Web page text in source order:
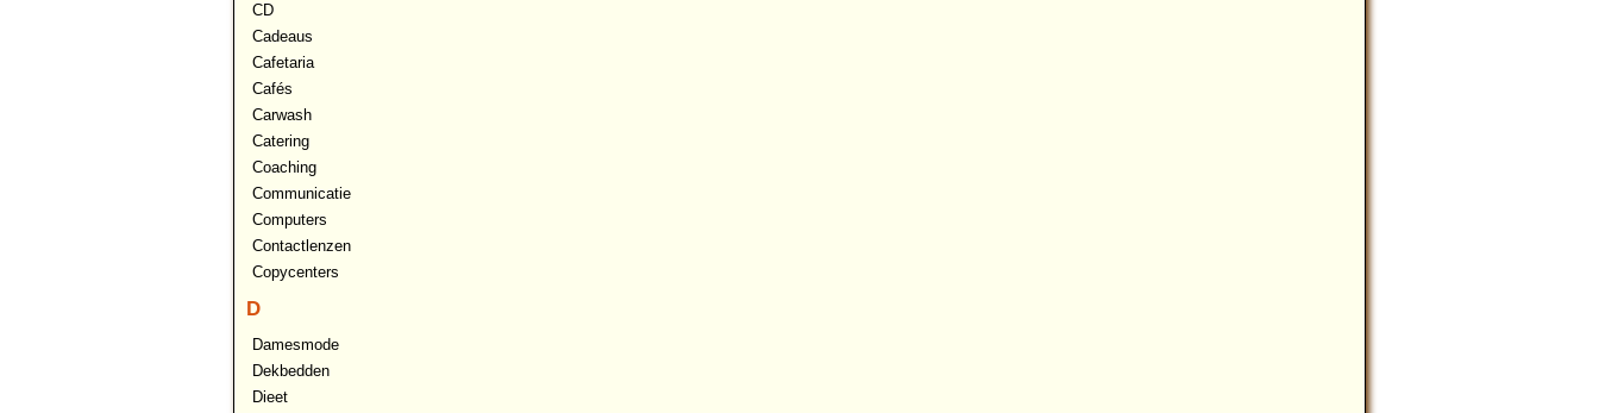
CD
Cadeaus
Cafetaria
Cafés
Carwash
Catering
Coaching
Communicatie
Computers
Contactlenzen
Copycenters
D
Damesmode
Dekbedden
Dieet